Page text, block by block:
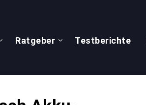
Ratgeber Testberichte